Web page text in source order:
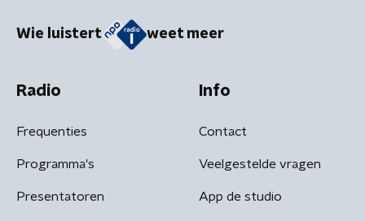
Wie luistert weet meer
Radio
Frequenties
Programma's
Presentatoren
Info
Contact
Veelgestelde vragen
App de studio